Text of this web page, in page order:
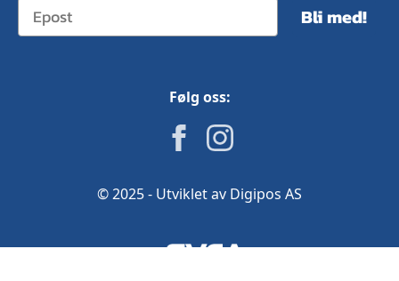
Bli med!
Følg oss:
© 2025 - Utviklet av Digipos AS